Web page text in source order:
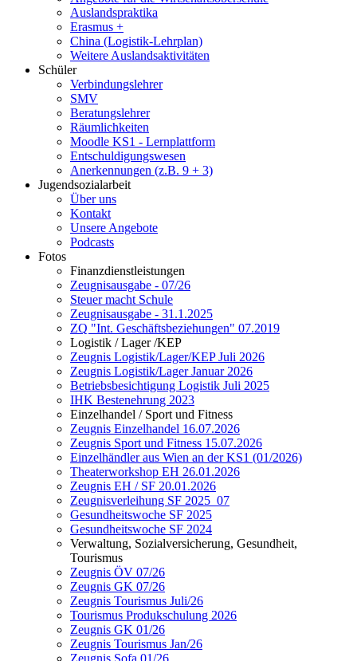
Auslandspraktika
Erasmus +
China (Logistik-Lehrplan)
Weitere Auslandsaktivitäten
Schüler
Verbindungslehrer
SMV
Beratungslehrer
Räumlichkeiten
Moodle KS1 - Lernplattform
Entschuldigungswesen
Anerkennungen (z.B. 9 + 3)
Jugendsozialarbeit
Über uns
Kontakt
Unsere Angebote
Podcasts
Fotos
Finanzdienstleistungen
Zeugnisausgabe - 07/26
Steuer macht Schule
Zeugnisausgabe - 31.1.2025
ZQ "Int. Geschäftsbeziehungen" 07.2019
Logistik / Lager /KEP
Zeugnis Logistik/Lager/KEP Juli 2026
Zeugnis Logistik/Lager Januar 2026
Betriebsbesichtigung Logistik Juli 2025
IHK Bestenehrung 2023
Einzelhandel / Sport und Fitness
Zeugnis Einzelhandel 16.07.2026
Zeugnis Sport und Fitness 15.07.2026
Einzelhändler aus Wien an der KS1 (01/2026)
Theaterworkshop EH 26.01.2026
Zeugnis EH / SF 20.01.2026
Zeugnisverleihung SF 2025_07
Gesundheitswoche SF 2025
Gesundheitswoche SF 2024
Verwaltung, Sozialversicherung, Gesundheit,
Tourismus
Zeugnis ÖV 07/26
Zeugnis GK 07/26
Zeugnis Tourismus Juli/26
Tourismus Produkschulung 2026
Zeugnis GK 01/26
Zeugnis Tourismus Jan/26
Zeugnis Sofa 01/26